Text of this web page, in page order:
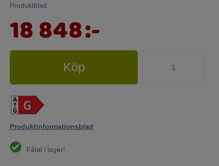
Produktblad
18 848:-
Köp
Produktinformationsblad
Fåtal i lager!